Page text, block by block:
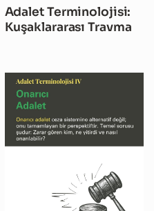
Adalet Terminolojisi:
Kuşaklararası Travma